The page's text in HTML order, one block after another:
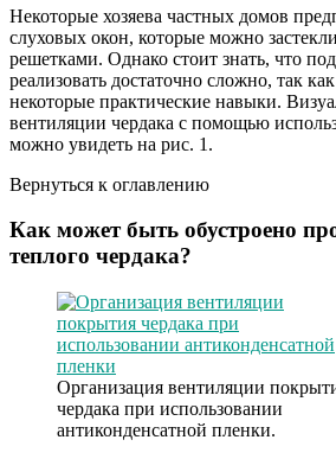
Некоторые хозяева частных домов
слуховых окон, которые можно
решетками. Однако стоит знать, что
реализовать достаточно сложно, так
некоторые практические навыки.
вентиляции чердака с помощью
можно увидеть на рис. 1.
Вернуться к оглавлению
Как может быть обустроено
теплого чердака?
Организация вентиляции
чердака при использовании
антиконденсатной пленки.